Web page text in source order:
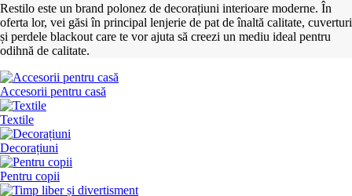
Restilo este un brand polonez de decorațiuni interioare moderne. În
oferta lor, vei găsi în principal lenjerie de pat de înaltă calitate, cuverturi
și perdele blackout care te vor ajuta să creezi un mediu ideal pentru
odihnă de calitate.
Accesorii pentru casă
Textile
Decorațiuni
Pentru copii